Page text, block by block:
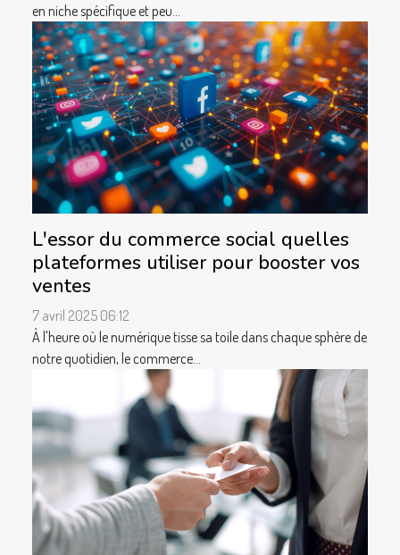
en niche spécifique et peu...
L'essor du commerce social quelles
plateformes utiliser pour booster vos
ventes
7 avril 2025 06:12
À l'heure où le numérique tisse sa toile dans chaque sphère de
notre quotidien, le commerce...